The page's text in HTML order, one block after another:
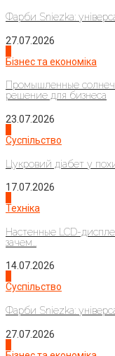
Фарби Sniezka:
27.07.2026
Бізнес та економіка
Промышленные
решение для бизнеса
23.07.2026
Суспільство
Цукровий діабет у
17.07.2026
Техніка
Настенные LCD-
зачем...
14.07.2026
Суспільство
Фарби Sniezka:
27.07.2026